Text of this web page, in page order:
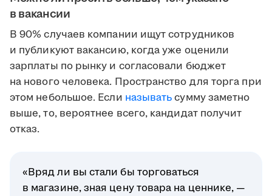
в вакансии
В 90% случаев компании ищут сотрудников
и публикуют вакансию, когда уже оценили
зарплаты по рынку и согласовали бюджет
на нового человека. Пространство для торга при
этом небольшое. Если называтьсумму заметно
выше, то, вероятнее всего, кандидат получит
отказ.
«Вряд ли вы стали бы торговаться
в магазине, зная цену товара на ценнике, —